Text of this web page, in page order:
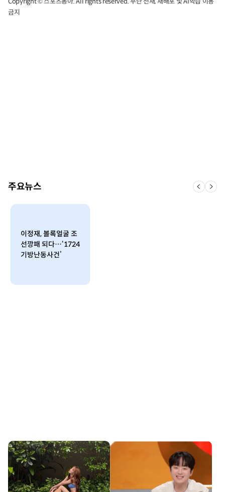
금지
주요뉴스
이정재, 볼록얼굴 조
선깡패 되다…‘1724
기방난동사건’